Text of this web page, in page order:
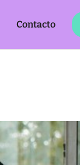
Contacto